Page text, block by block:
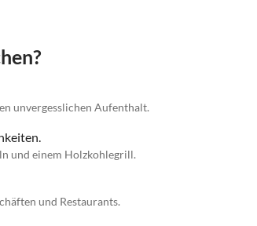
unvergesslichen Aufenthalt.
und einem Holzkohlegrill.
und Restaurants.